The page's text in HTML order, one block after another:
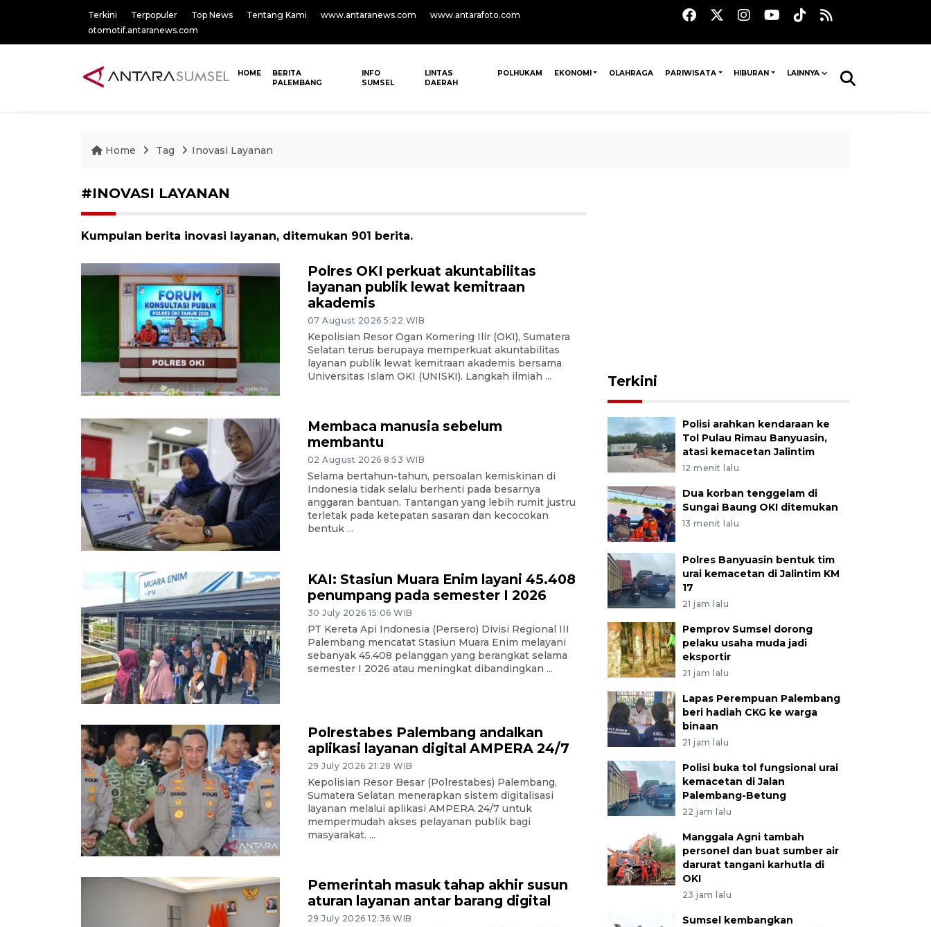
Terkini Terpopuler Top News Tentang Kami www.antaranews.com
www.antarafoto.com
otomotif.antaranews.com
HOME
BERITA
PALEMBANG
INFO
SUMSEL
LINTAS
DAERAH
POLHUKAM EKONOMI OLAHRAGA PARIWISATA HIBURAN LAINNYA
Home Tag Inovasi Layanan
#INOVASI LAYANAN
Kumpulan berita inovasi layanan, ditemukan 901 berita.
Polres OKI perkuat akuntabilitas
layanan publik lewat kemitraan
akademis
07 August 2026 5:22 WIB
Kepolisian Resor Ogan Komering Ilir (OKI), Sumatera
Selatan terus berupaya memperkuat akuntabilitas
layanan publik lewat kemitraan akademis bersama
Universitas Islam OKI (UNISKI). Langkah ilmiah ...
Membaca manusia sebelum
membantu
02 August 2026 8:53 WIB
Selama bertahun-tahun, persoalan kemiskinan di
Indonesia tidak selalu berhenti pada besarnya
anggaran bantuan. Tantangan yang lebih rumit justru
terletak pada ketepatan sasaran dan kecocokan
bentuk ...
KAI: Stasiun Muara Enim layani 45.408
penumpang pada semester I 2026
30 July 2026 15:06 WIB
PT Kereta Api Indonesia (Persero) Divisi Regional III
Palembang mencatat Stasiun Muara Enim melayani
sebanyak 45.408 pelanggan yang berangkat selama
semester I 2026 atau meningkat dibandingkan ...
Polrestabes Palembang andalkan
aplikasi layanan digital AMPERA 24/7
29 July 2026 21:28 WIB
Kepolisian Resor Besar (Polrestabes) Palembang,
Sumatera Selatan menerapkan sistem digitalisasi
layanan melalui aplikasi AMPERA 24/7 untuk
mempermudah akses pelayanan publik bagi
masyarakat. ...
Pemerintah masuk tahap akhir susun
aturan layanan antar barang digital
29 July 2026 12:36 WIB
Terkini
Polisi arahkan kendaraan ke
Tol Pulau Rimau Banyuasin,
atasi kemacetan Jalintim
12 menit lalu
Dua korban tenggelam di
Sungai Baung OKI ditemukan
13 menit lalu
Polres Banyuasin bentuk tim
urai kemacetan di Jalintim KM
17
21 jam lalu
Pemprov Sumsel dorong
pelaku usaha muda jadi
eksportir
21 jam lalu
Lapas Perempuan Palembang
beri hadiah CKG ke warga
binaan
21 jam lalu
Polisi buka tol fungsional urai
kemacetan di Jalan
Palembang-Betung
22 jam lalu
Manggala Agni tambah
personel dan buat sumber air
darurat tangani karhutla di
OKI
23 jam lalu
Sumsel kembangkan